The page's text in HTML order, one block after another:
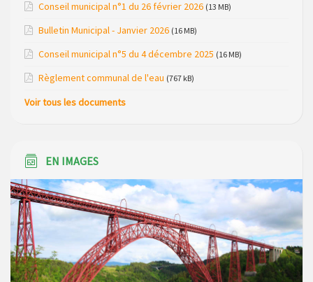
bungalows bois, ses chalets et sa piscine
Loubaresse le vendredi 20 mars 2026
2026
Conseil municipal n°1 du 26 février 2026 (13 MB)
Bulletin Municipal - Janvier 2026 (16 MB)
Conseil municipal n°5 du 4 décembre 2025 (16 MB)
Règlement communal de l'eau (767 kB)
Voir tous les documents
EN IMAGES